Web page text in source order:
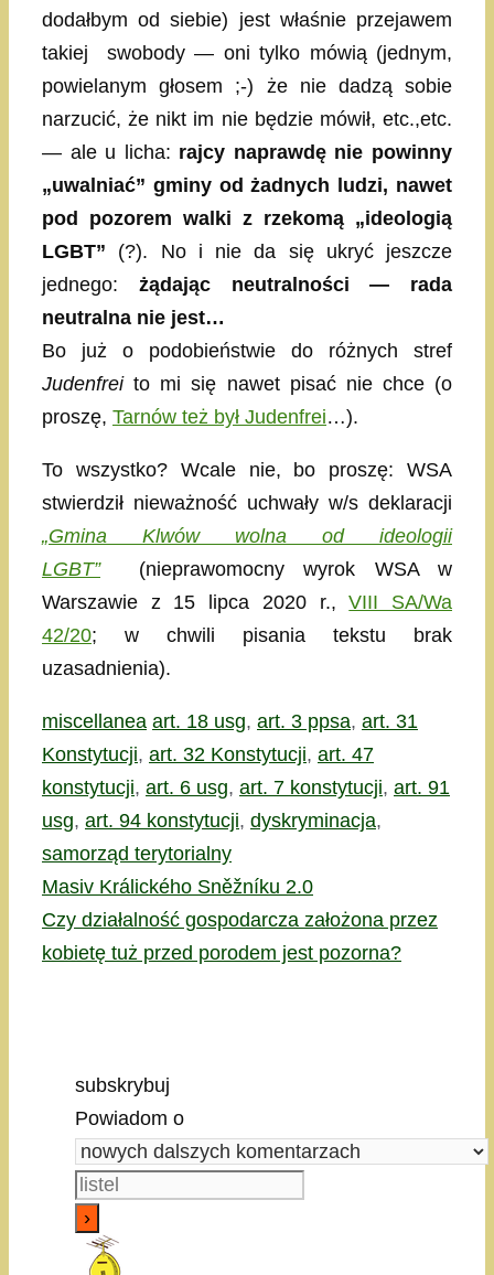
dodałbym od siebie) jest właśnie przejawem
takiej swobody — oni tylko mówią (jednym,
powielanym głosem ;-) że nie dadzą sobie
narzucić, że nikt im nie będzie mówił, etc.,etc.
— ale u licha: rajcy naprawdę nie powinny
„uwalniać” gminy od żadnych ludzi, nawet
pod pozorem walki z rzekomą „ideologią
LGBT” (?). No i nie da się ukryć jeszcze
jednego: żądając neutralności — rada
neutralna nie jest…
Bo już o podobieństwie do różnych stref
Judenfreito mi się nawet pisać nie chce (o
proszę, Tarnów też był Judenfrei…).
To wszystko? Wcale nie, bo proszę: WSA
stwierdził nieważność uchwały w/s deklaracji
„Gmina Klwów wolna od ideologii
LGBT”(nieprawomocny wyrok WSA w
Warszawie z 15 lipca 2020 r.,VIII SA/Wa
42/20; w chwili pisania tekstu brak
uzasadnienia).
Kategorie
miscellanea Tagi
art. 18 usg, art. 3 ppsa, art. 31
Konstytucji, art. 32 Konstytucji, art. 47
konstytucji, art. 6 usg, art. 7 konstytucji, art. 91
usg, art. 94 konstytucji, dyskryminacja,
samorząd terytorialny
Masiv Králického Sněžníku 2.0
Czy działalność gospodarcza założona przez
kobietę tuż przed porodem jest pozorna?
subskrybuj
Powiadom o